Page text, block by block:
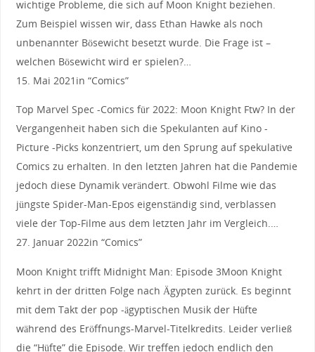
wichtige Probleme, die sich auf Moon Knight beziehen.
Zum Beispiel wissen wir, dass Ethan Hawke als noch
unbenannter Bösewicht besetzt wurde. Die Frage ist –
welchen Bösewicht wird er spielen?…
15. Mai 2021in “Comics”
Top Marvel Spec -Comics für 2022: Moon Knight Ftw? In der
Vergangenheit haben sich die Spekulanten auf Kino -
Picture -Picks konzentriert, um den Sprung auf spekulative
Comics zu erhalten. In den letzten Jahren hat die Pandemie
jedoch diese Dynamik verändert. Obwohl Filme wie das
jüngste Spider-Man-Epos eigenständig sind, verblassen
viele der Top-Filme aus dem letzten Jahr im Vergleich.…
27. Januar 2022in “Comics”
Moon Knight trifft Midnight Man: Episode 3Moon Knight
kehrt in der dritten Folge nach Ägypten zurück. Es beginnt
mit dem Takt der pop -ägyptischen Musik der Hüfte
während des Eröffnungs-Marvel-Titelkredits. Leider verließ
die “Hüfte” die Episode. Wir treffen jedoch endlich den